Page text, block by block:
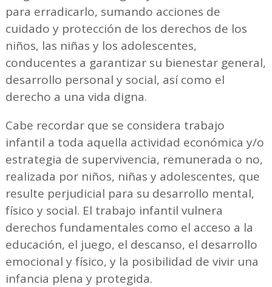
para erradicarlo, sumando acciones de
cuidado y protección de los derechos de los
niños, las niñas y los adolescentes,
conducentes a garantizar su bienestar general,
desarrollo personal y social, así como el
derecho a una vida digna.
Cabe recordar que se considera trabajo
infantil a toda aquella actividad económica y/o
estrategia de supervivencia, remunerada o no,
realizada por niños, niñas y adolescentes, que
resulte perjudicial para su desarrollo mental,
físico y social. El trabajo infantil vulnera
derechos fundamentales como el acceso a la
educación, el juego, el descanso, el desarrollo
emocional y físico, y la posibilidad de vivir una
infancia plena y protegida.